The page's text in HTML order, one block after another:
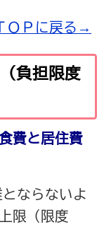
ＯＰに戻る→
負担限度
費と居住費
ならないよ
限（限度